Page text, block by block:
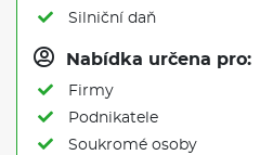
Silniční daň
Nabídka určena pro:
Firmy
Podnikatele
Soukromé osoby